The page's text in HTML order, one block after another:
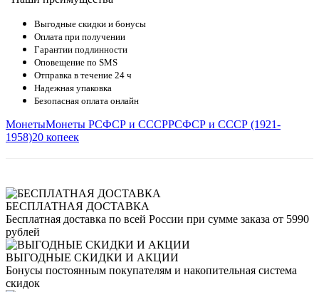
Выгодные скидки и бонусы
Оплата при получении
Гарантии подлинности
Оповещение по SMS
Отправка в течение 24 ч
Надежная упаковка
Безопасная оплата онлайн
МонетыМонеты РСФСР и СССРРСФСР и СССР (1921-
1958)20 копеек
БЕСПЛАТНАЯ ДОСТАВКА
Бесплатная доставка по всей России при сумме заказа от 5990
рублей
ВЫГОДНЫЕ СКИДКИ И АКЦИИ
Бонусы постоянным покупателям и накопительная система
скидок